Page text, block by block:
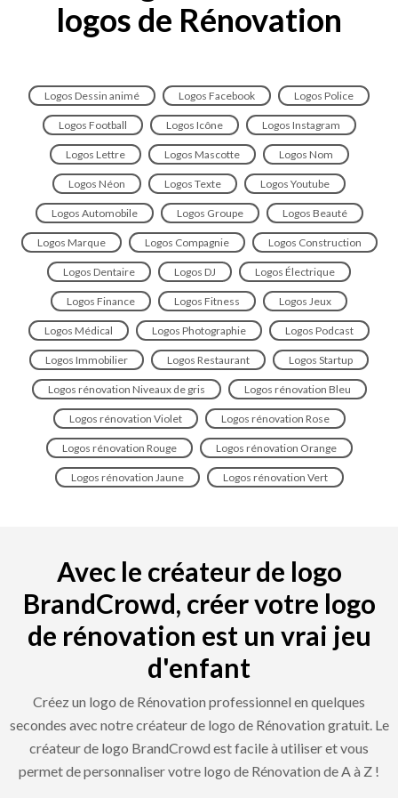
logos de Rénovation
Logos Dessin animé Logos Facebook Logos Police
Logos Football Logos Icône Logos Instagram
Logos Lettre Logos Mascotte Logos Nom
Logos Néon Logos Texte Logos Youtube
Logos Automobile Logos Groupe Logos Beauté
Logos Marque Logos Compagnie Logos Construction
Logos Dentaire Logos DJ Logos Électrique
Logos Finance Logos Fitness Logos Jeux
Logos Médical Logos Photographie Logos Podcast
Logos Immobilier Logos Restaurant Logos Startup
Logos rénovation Niveaux de gris Logos rénovation Bleu
Logos rénovation Violet Logos rénovation Rose
Logos rénovation Rouge Logos rénovation Orange
Logos rénovation Jaune Logos rénovation Vert
Avec le créateur de logo
BrandCrowd, créer votre logo
de rénovation est un vrai jeu
d'enfant
Créez un logo de Rénovation professionnel en quelques
secondes avec notre créateur de logo de Rénovation gratuit. Le
créateur de logo BrandCrowd est facile à utiliser et vous
permet de personnaliser votre logo de Rénovation de A à Z !